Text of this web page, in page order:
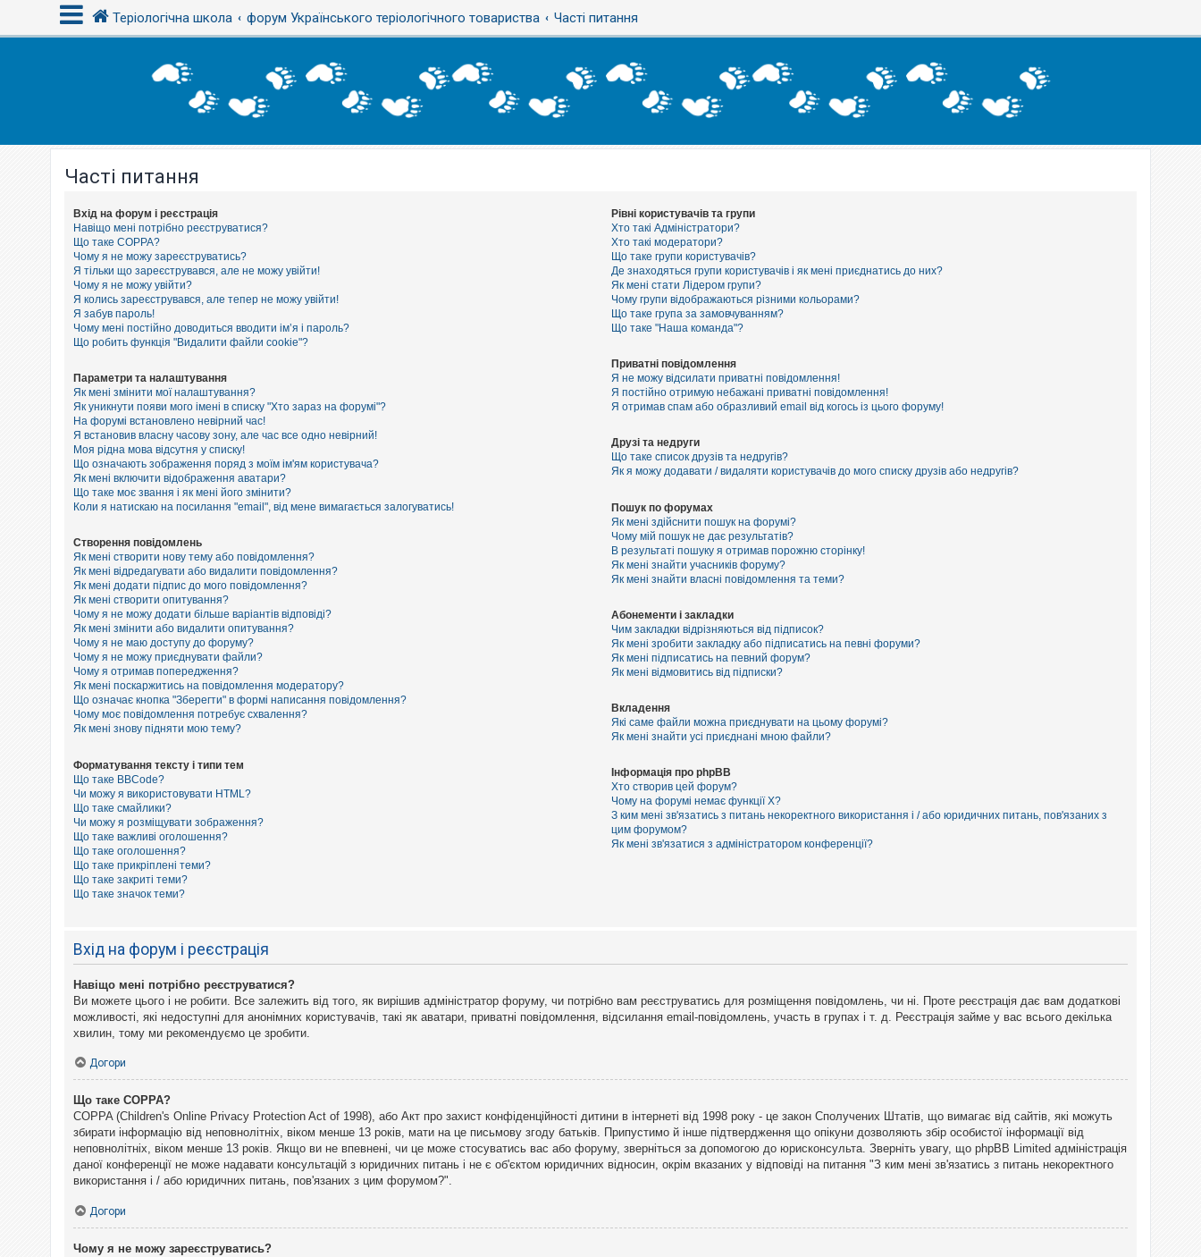
Теріологічна школа форум Українського теріологічного товариства Часті питання
Часті питання
Вхід на форум і реєстрація
Навіщо мені потрібно реєструватися?
Що таке COPPA?
Чому я не можу зареєструватись?
Я тільки що зареєструвався, але не можу увійти!
Чому я не можу увійти?
Я колись зареєструвався, але тепер не можу увійти!
Я забув пароль!
Чому мені постійно доводиться вводити ім’я і пароль?
Що робить функція "Видалити файли cookie"?
Параметри та налаштування
Як мені змінити мої налаштування?
Як уникнути появи мого імені в списку "Хто зараз на форумі"?
На форумі встановлено невірний час!
Я встановив власну часову зону, але час все одно невірний!
Моя рідна мова відсутня у списку!
Що означають зображення поряд з моїм ім'ям користувача?
Як мені включити відображення аватари?
Що таке моє звання і як мені його змінити?
Коли я натискаю на посилання "email", від мене вимагається залогуватись!
Створення повідомлень
Як мені створити нову тему або повідомлення?
Як мені відредагувати або видалити повідомлення?
Як мені додати підпис до мого повідомлення?
Як мені створити опитування?
Чому я не можу додати більше варіантів відповіді?
Як мені змінити або видалити опитування?
Чому я не маю доступу до форуму?
Чому я не можу приєднувати файли?
Чому я отримав попередження?
Як мені поскаржитись на повідомлення модератору?
Що означає кнопка "Зберегти" в формі написання повідомлення?
Чому моє повідомлення потребує схвалення?
Як мені знову підняти мою тему?
Форматування тексту і типи тем
Що таке BBCode?
Чи можу я використовувати HTML?
Що таке смайлики?
Чи можу я розміщувати зображення?
Що таке важливі оголошення?
Що таке оголошення?
Що таке прикріплені теми?
Що таке закриті теми?
Що таке значок теми?
Рівні користувачів та групи
Хто такі Адміністратори?
Хто такі модератори?
Що таке групи користувачів?
Де знаходяться групи користувачів і як мені приєднатись до них?
Як мені стати Лідером групи?
Чому групи відображаються різними кольорами?
Що таке група за замовчуванням?
Що таке "Наша команда"?
Приватні повідомлення
Я не можу відсилати приватні повідомлення!
Я постійно отримую небажані приватні повідомлення!
Я отримав спам або образливий email від когось із цього форуму!
Друзі та недруги
Що таке список друзів та недругів?
Як я можу додавати / видаляти користувачів до мого списку друзів або недругів?
Пошук по форумах
Як мені здійснити пошук на форумі?
Чому мій пошук не дає результатів?
В результаті пошуку я отримав порожню сторінку!
Як мені знайти учасників форуму?
Як мені знайти власні повідомлення та теми?
Абонементи і закладки
Чим закладки відрізняються від підписок?
Як мені зробити закладку або підписатись на певні форуми?
Як мені підписатись на певний форум?
Як мені відмовитись від підписки?
Вкладення
Які саме файли можна приєднувати на цьому форумі?
Як мені знайти усі приєднані мною файли?
Інформація про phpBB
Хто створив цей форум?
Чому на форумі немає функції X?
З ким мені зв'язатись з питань некоректного використання і / або юридичних питань, пов'язаних з
цим форумом?
Як мені зв'язатися з адміністратором конференції?
Вхід на форум і реєстрація
Навіщо мені потрібно реєструватися?
Ви можете цього і не робити. Все залежить від того, як вирішив адміністратор форуму, чи потрібно вам реєструватись для розміщення повідомлень, чи ні. Проте реєстрація дає вам додаткові
можливості, які недоступні для анонімних користувачів, такі як аватари, приватні повідомлення, відсилання email-повідомлень, участь в групах і т. д. Реєстрація займе у вас всього декілька
хвилин, тому ми рекомендуємо це зробити.
Догори
Що таке COPPA?
COPPA (Children's Online Privacy Protection Act of 1998), або Акт про захист конфіденційності дитини в інтернеті від 1998 року - це закон Сполучених Штатів, що вимагає від сайтів, які можуть
збирати інформацію від неповнолітніх, віком менше 13 років, мати на це письмову згоду батьків. Припустимо й інше підтвердження що опікуни дозволяють збір особистої інформації від
неповнолітніх, віком менше 13 років. Якщо ви не впевнені, чи це може стосуватись вас або форуму, зверніться за допомогою до юрисконсульта. Зверніть увагу, що phpBB Limited адміністрація
даної конференції не може надавати консультацій з юридичних питань і не є об'єктом юридичних відносин, окрім вказаних у відповіді на питання "З ким мені зв'язатись з питань некоректного
використання і / або юридичних питань, пов'язаних з цим форумом?".
Догори
Чому я не можу зареєструватись?